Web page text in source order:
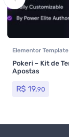
Elementor
Pokeri – Kit de
Apostas
R$ 19,90